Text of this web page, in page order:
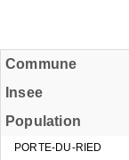
Commune
Insee
Population
PORTE-DU-RIED